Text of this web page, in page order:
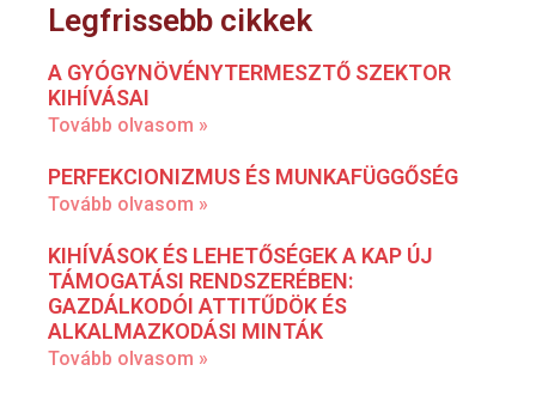
Legfrissebb cikkek
A GYÓGYNÖVÉNYTERMESZTŐ SZEKTOR
KIHÍVÁSAI
Tovább olvasom »
PERFEKCIONIZMUS ÉS MUNKAFÜGGŐSÉG
Tovább olvasom »
KIHÍVÁSOK ÉS LEHETŐSÉGEK A KAP ÚJ
TÁMOGATÁSI RENDSZERÉBEN:
GAZDÁLKODÓI ATTITŰDÖK ÉS
ALKALMAZKODÁSI MINTÁK
Tovább olvasom »